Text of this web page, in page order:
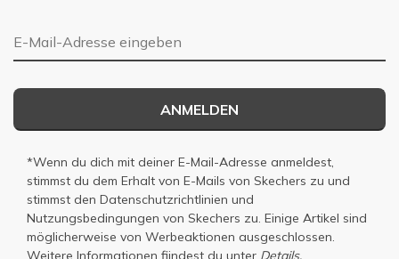
E-Mail-Adresse
ANMELDEN
*Wenn du dich mit deiner E-Mail-Adresse anmeldest,
stimmst du dem Erhalt von E-Mails von Skechers zu und
stimmst den Datenschutzrichtlinien und
Nutzungsbedingungen von Skechers zu. Einige Artikel sind
möglicherweise von Werbeaktionen ausgeschlossen.
Weitere Informationen fiindest du unter Details.